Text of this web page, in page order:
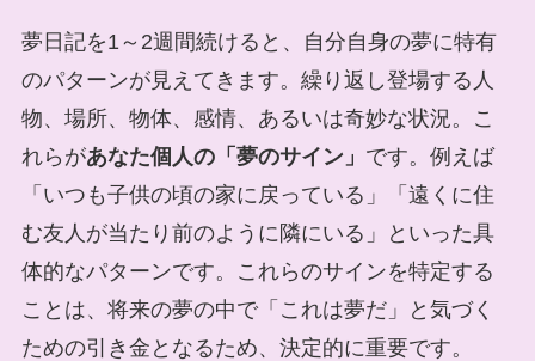
夢日記を1～2週間続けると、自分自身の夢に特有
のパターンが見えてきます。繰り返し登場する人
物、場所、物体、感情、あるいは奇妙な状況。こ
れらがあなた個人の「夢のサイン」 です。例えば
「いつも子供の頃の家に戻っている」「遠くに住
む友人が当たり前のように隣にいる」といった具
体的なパターンです。これらのサインを特定する
ことは、将来の夢の中で「これは夢だ」と気づく
ための引き金となるため、決定的に重要です。